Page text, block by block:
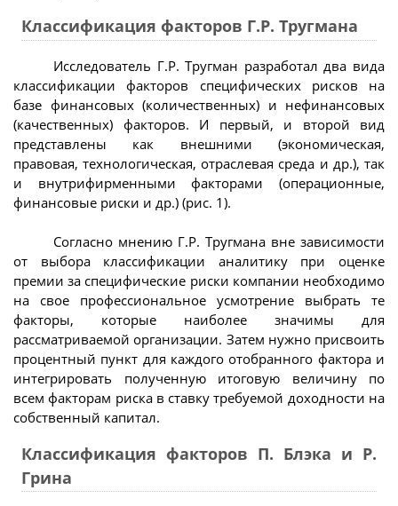
Классификация факторов Г.Р. Тругмана
Исследователь Г.Р. Тругман разработал два вида
классификации факторов специфических рисков на
базе финансовых (количественных) и нефинансовых
(качественных) факторов. И первый, и второй вид
представлены как внешними (экономическая,
правовая, технологическая, отраслевая среда и др.), так
и внутрифирменными факторами (операционные,
финансовые риски и др.) (рис. 1).
Согласно мнению Г.Р. Тругмана вне зависимости
от выбора классификации аналитику при оценке
премии за специфические риски компании необходимо
на свое профессиональное усмотрение выбрать те
факторы, которые наиболее значимы для
рассматриваемой организации. Затем нужно присвоить
процентный пункт для каждого отобранного фактора и
интегрировать полученную итоговую величину по
всем факторам риска в ставку требуемой доходности на
собственный капитал.
Классификация факторов П. Блэка и Р.
Грина